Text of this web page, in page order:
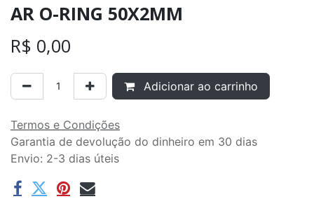
AR O-RING 50X2MM
R$ 0,00
Adicionar ao carrinho
Termos e Condições
Garantia de devolução do dinheiro em 30 dias
Envio: 2-3 dias úteis